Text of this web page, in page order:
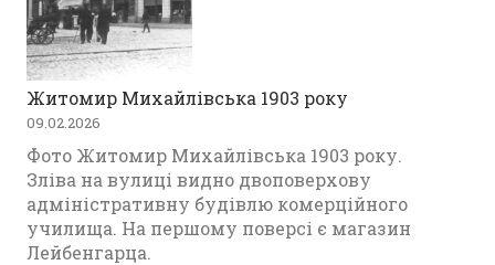
Житомир Михайлівська 1903 року
09.02.2026
Фото Житомир Михайлівська 1903 року.
Зліва на вулиці видно двоповерхову
адміністративну будівлю комерційного
училища. На першому поверсі є магазин
Лейбенгарца.